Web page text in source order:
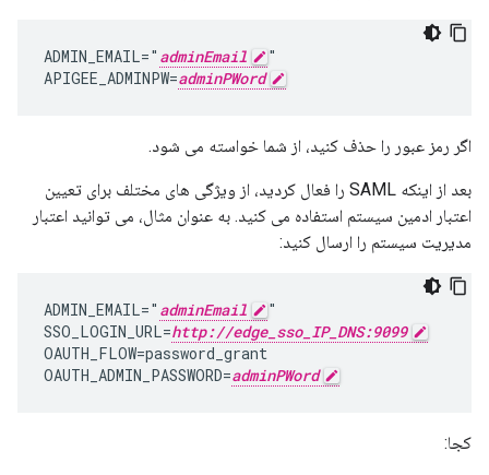
ADMIN_EMAIL=" adminEmail
"
APIGEE_ADMINPW=adminPWord
اگر رمز عبور را حذف کنید، از شما خواسته می شود.
بعد از اینکه SAML را فعال کردید، از ویژگی های مختلف برای تعیین
اعتبار ادمین سیستم استفاده می کنید. به عنوان مثال، می توانید اعتبار
مدیریت سیستم را ارسال کنید:
ADMIN_EMAIL=" adminEmail
"
SSO_LOGIN_URL=http://edge_sso_IP_DNS:9099
OAUTH_FLOW=password_grant
OAUTH_ADMIN_PASSWORD=adminPWord
کجا: